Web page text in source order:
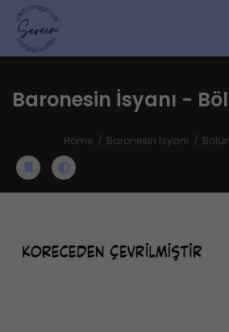
Baronesin İsyanı -
Home Baronesin İsyanı